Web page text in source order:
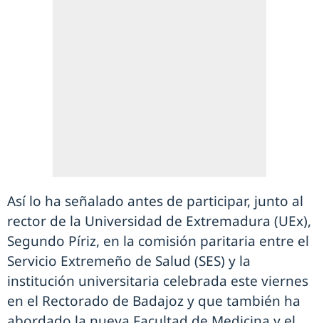
Así lo ha señalado antes de participar, junto al
rector de la Universidad de Extremadura (UEx),
Segundo Píriz, en la comisión paritaria entre el
Servicio Extremeño de Salud (SES) y la
institución universitaria celebrada este viernes
en el Rectorado de Badajoz y que también ha